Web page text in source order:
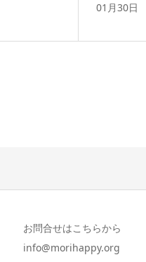
01月30日
お問合せはこちらから
info@morihappy.org